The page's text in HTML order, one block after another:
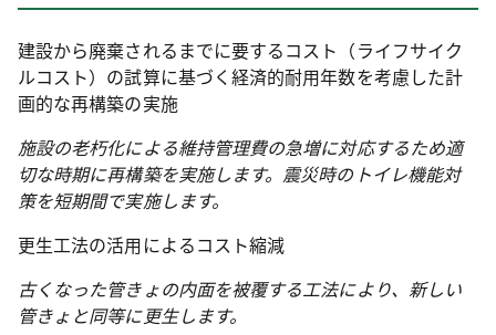
建設から廃棄されるまでに要するコスト（ライフサイク
ルコスト）の試算に基づく経済的耐用年数を考慮した計
画的な再構築の実施
施設の老朽化による維持管理費の急増に対応するため適
切な時期に再構築を実施します。震災時のトイレ機能対
策を短期間で実施します。
更生工法の活用によるコスト縮減
古くなった管きょの内面を被覆する工法により、新しい
管きょと同等に更生します。